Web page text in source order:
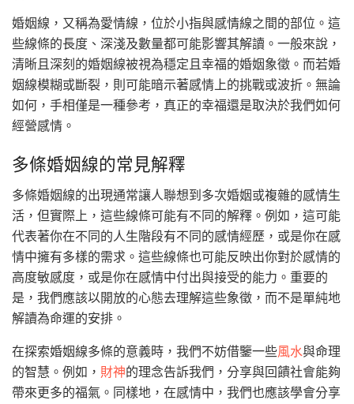
婚姻線，又稱為愛情線，位於小指與感情線之間的部位。這
些線條的長度、深淺及數量都可能影響其解讀。一般來說，
清晰且深刻的婚姻線被視為穩定且幸福的婚姻象徵。而若婚
姻線模糊或斷裂，則可能暗示著感情上的挑戰或波折。無論
如何，手相僅是一種參考，真正的幸福還是取決於我們如何
經營感情。
多條婚姻線的常見解釋
多條婚姻線的出現通常讓人聯想到多次婚姻或複雜的感情生
活，但實際上，這些線條可能有不同的解釋。例如，這可能
代表著你在不同的人生階段有不同的感情經歷，或是你在感
情中擁有多樣的需求。這些線條也可能反映出你對於感情的
高度敏感度，或是你在感情中付出與接受的能力。重要的
是，我們應該以開放的心態去理解這些象徵，而不是單純地
解讀為命運的安排。
在探索婚姻線多條的意義時，我們不妨借鑒一些風水與命理
的智慧。例如， 財神的理念告訴我們，分享與回饋社會能夠
帶來更多的福氣。同樣地，在感情中，我們也應該學會分享